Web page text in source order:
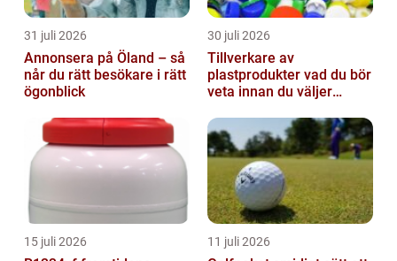
31 juli 2026
Annonsera på Öland – så
når du rätt besökare i rätt
ögonblick
30 juli 2026
Tillverkare av
plastprodukter vad du bör
veta innan du väljer
15 juli 2026 11 juli 2026